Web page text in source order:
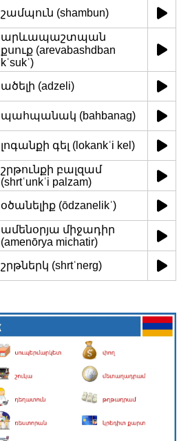
շամպուն (shambun)
արևապաշտպան
քսուք (arevabashdban
kʿsukʿ)
ածելի (adzeli)
պահպանակ (bahbanag)
լոգանքի գել (lokankʿi kel)
շրթունքի բալզամ
(shrtʿunkʿi palzam)
օծանելիք (ōdzanelikʿ)
ամենօրյա միջադիր
(amenōrya michatir)
շրթներկ (shrtʿnerg)